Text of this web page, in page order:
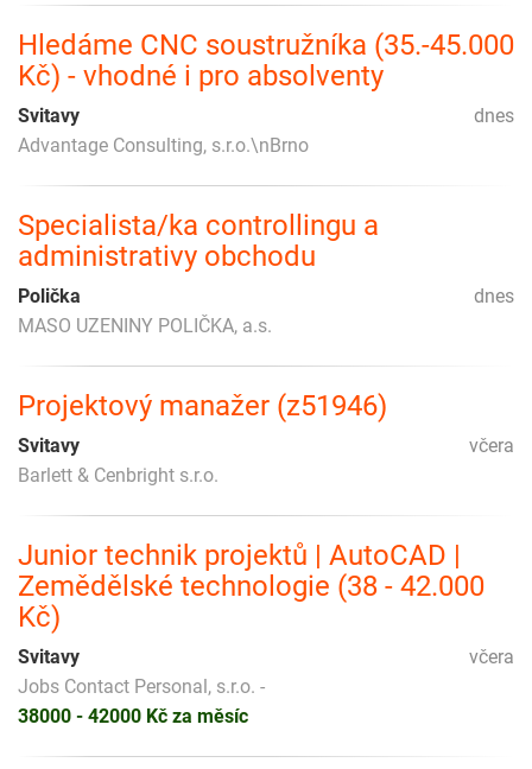
Hledáme CNC soustružníka (35.-45.000
Kč) - vhodné i pro absolventy
dnes
Svitavy
Advantage Consulting, s.r.o.\nBrno
Specialista/ka controllingu a
administrativy obchodu
dnes
Polička
MASO UZENINY POLIČKA, a.s.
Projektový manažer (z51946)
včera
Svitavy
Barlett & Cenbright s.r.o.
Junior technik projektů | AutoCAD |
Zemědělské technologie (38 - 42.000
Kč)
včera
Svitavy
Jobs Contact Personal, s.r.o. -
38000 - 42000 Kč za měsíc